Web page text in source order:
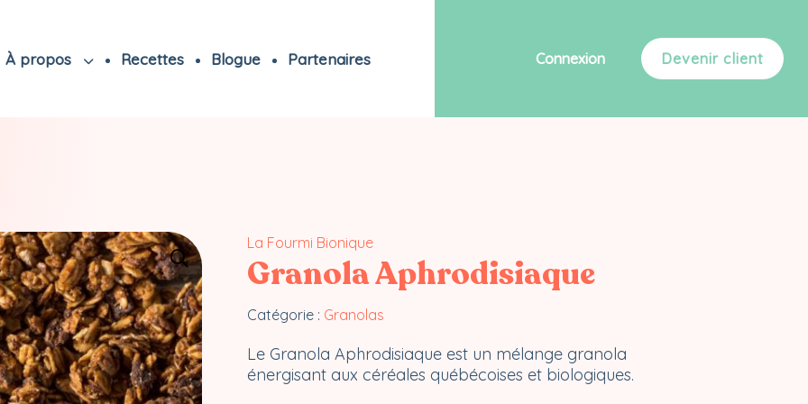
À propos Recettes Blogue Partenaires Connexion Devenir client
La Fourmi Bionique
Granola Aphrodisiaque
Catégorie : Granolas
Le Granola Aphrodisiaque est un mélange granola
énergisant aux céréales québécoises et biologiques.